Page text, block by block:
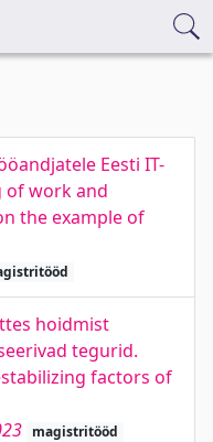
Eesti IT-
of work and
the example of
hoidmist
tegurid.
factors of
magistritööd